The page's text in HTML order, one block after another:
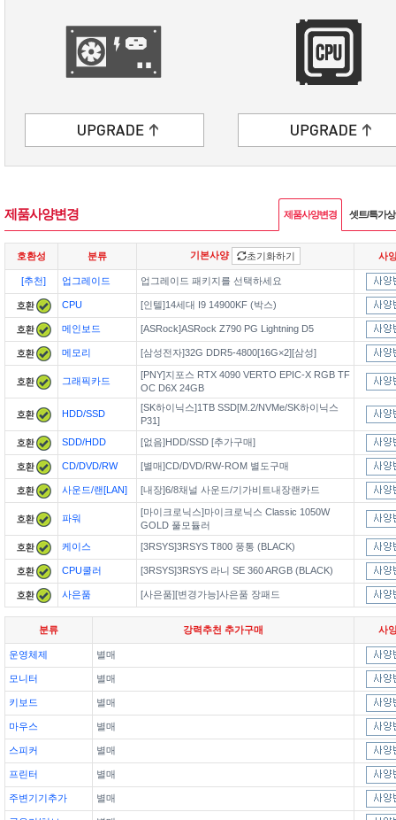
제품사양변경 제품사양변경 셋트/특가
호환성 분류 기본사양 초기화하기 사
[추천] 업그레이드 업그레이드 패키지를 선택하세요
CPU [인텔]14세대 I9 14900KF (박스)
메인보드 [ASRock]ASRock Z790 PG Lightning D5
메모리 [삼성전자]32G DDR5-4800[16G×2][삼성]
그래픽카드
[PNY]지포스 RTX 4090 VERTO EPIC-X RGB TF
OC D6X 24GB
HDD/SSD
[SK하이닉스]1TB SSD[M.2/NVMe/SK하이닉스
P31]
SDD/HDD
[없음]HDD/SSD [추가구매]
CD/DVD/RW [별매]CD/DVD/RW-ROM 별도구매
사운드/랜[LAN] [내장]6/8채널 사운드/기가비트내장랜카드
파워
[마이크로닉스]마이크로닉스 Classic 1050W
GOLD 풀모듈러
케이스
[3RSYS]3RSYS T800 풍통 (BLACK)
CPU쿨러 [3RSYS]3RSYS 라니 SE 360 ARGB (BLACK)
사은품 [사은품][변경가능]사은품 장패드
분류 강력추천 추가구매 사
운영체제 별매
모니터 별매
키보드 별매
마우스 별매
스피커 별매
프린터 별매
주변기기추가 별매